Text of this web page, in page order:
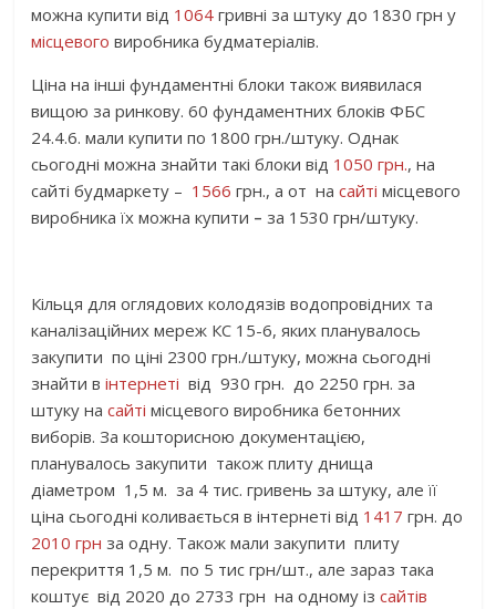
можна купити від 1064 гривні за штуку до 1830 грн у
місцевого виробника будматеріалів.
Ціна на інші фундаментні блоки також виявилася
вищою за ринкову. 60 фундаментних блоків ФБС
24.4.6. мали купити по 1800 грн./штуку. Однак
сьогодні можна знайти такі блоки від 1050 грн., на
сайті будмаркету – 1566 грн., а от насайтімісцевого
виробника їх можна купити –за 1530 грн/штуку.
Кільця для оглядових колодязів водопровідних та
каналізаційних мереж КС 15-6, яких планувалось
закупити по ціні 2300 грн./штуку, можна сьогодні
знайти вінтернеті від 930 грн. до 2250 грн. за
штуку насайті місцевого виробника бетонних
виборів. За кошторисною документацією,
планувалось закупити також плиту днища
діаметром 1,5 м. за 4 тис. гривень за штуку, але її
ціна сьогодні коливається в інтернеті від 1417 грн. до
2010 грн за одну. Також мали закупити плиту
перекриття 1,5 м. по 5 тис грн/шт., але зараз така
коштує від 2020 до 2733 грн на одному ізсайтів